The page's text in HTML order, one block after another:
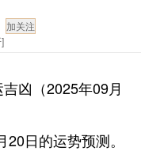
狗、鸡生肖化太岁开始预
2021-9-2
凶（2025年09月
日的运势预测。